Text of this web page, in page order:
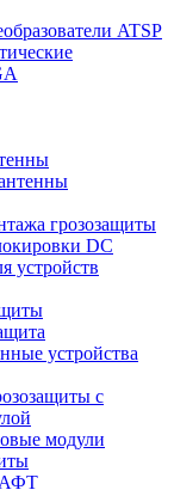
ATSP
грозозащиты
DC
устройств
устройства
с
модули
АФТ